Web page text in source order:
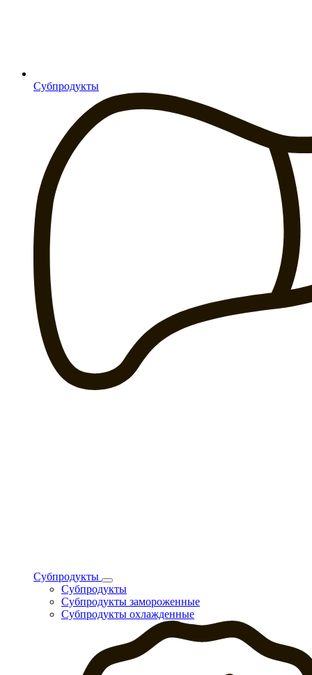
Субпродукты
Субпродукты
Субпродукты
Субпродукты замороженные
Субпродукты охлажденные